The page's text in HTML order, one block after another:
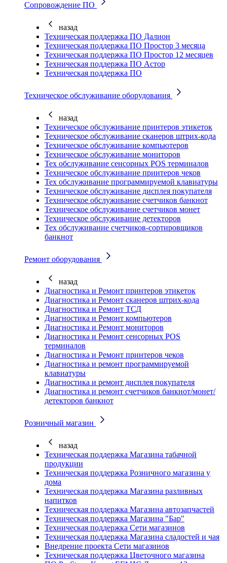
Сопровождение ПО
назад
Техническая поддержка ПО Далион
Техническая поддержка ПО Простор 3 месяца
Техническая поддержка ПО Простор 12 месяцев
Техническая поддержка ПО Астор
Техническая поддержка ПО
Техническое обслуживание оборудования
назад
Техническое обслуживание принтеров этикеток
Техническое обслуживание сканеров штрих-кода
Техническое обслуживание компьютеров
Техническое обслуживание мониторов
Тех обслуживание сенсорных POS терминалов
Техническое обслуживание принтеров чеков
Тех обслуживание программируемой клавиатуры
Техническое обслуживание дисплея покупателя
Техническое обслуживание счетчиков банкнот
Техническое обслуживание счетчиков монет
Техническое обслуживание детекторов
Тех обслуживание счетчиков-сортировщиков
банкнот
Ремонт оборудования
назад
Диагностика и Ремонт принтеров этикеток
Диагностика и Ремонт сканеров штрих-кода
Диагностика и Ремонт ТСД
Диагностика и Ремонт компьютеров
Диагностика и Ремонт мониторов
Диагностика и Ремонт сенсорных POS
терминалов
Диагностика и Ремонт принтеров чеков
Диагностика и ремонт программируемой
клавиатуры
Диагностика и ремонт дисплея покупателя
Диагностика и ремонт счетчиков банкнот/монет/
детекторов банкнот
Розничный магазин
назад
Техническая поддержка Магазина табачной
продукции
Техническая поддержка Розничного магазина у
дома
Техническая поддержка Магазина разливных
напитков
Техническая поддержка Магазина автозапчастей
Техническая поддержка Магазина "Бар"
Техническая поддержка Сети магазинов
Техническая поддержка Магазина сладостей и чая
Внедрение проекта Сети магазинов
Техническая поддержка Цветочного магазина